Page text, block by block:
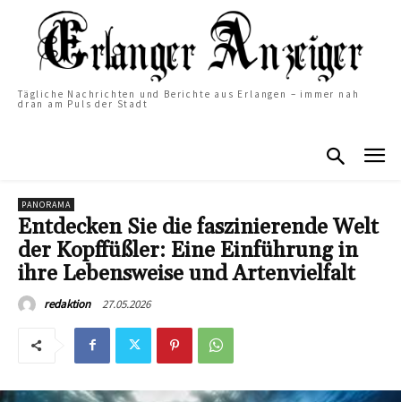
Tägliche Nachrichten und Berichte aus Erlangen – immer nah
dran am Puls der Stadt
PANORAMA
Entdecken Sie die faszinierende Welt
der Kopffüßler: Eine Einführung in
ihre Lebensweise und Artenvielfalt
redaktion 27.05.2026